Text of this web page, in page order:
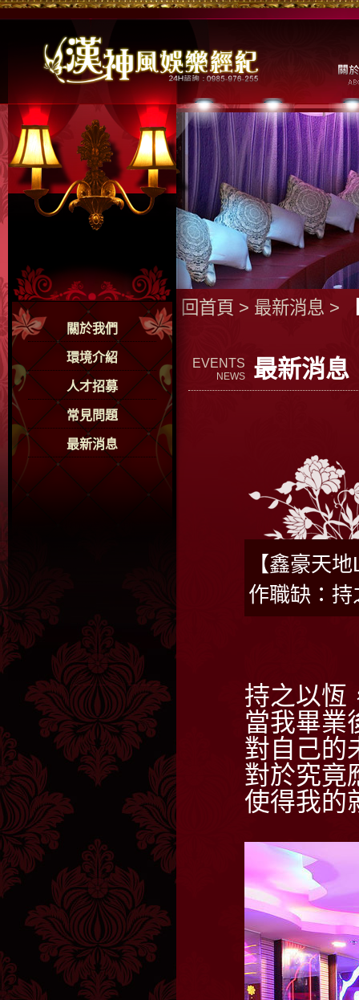
關於我們
環境介紹
人才招募
常見問題
最新消息
回首頁 > 最新消息 >
EVENTS
NEWS 最新消息
【鑫豪天
作職缺：
持之以恆
當我畢業
對自己的
對於究竟
使得我的